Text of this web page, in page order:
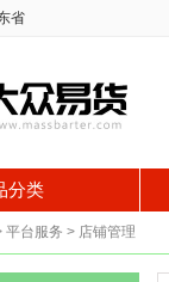
省
分类
平台服务 > 店铺管理